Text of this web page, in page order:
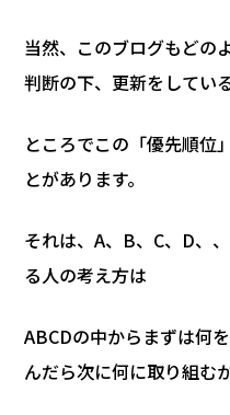
当然、このブログもどの
判断の下、更新をしてい
ところでこの「優先順位
とがあります。
それは、A、B、C、D、
る人の考え方は
ABCDの中からまずは何
んだら次に何に取り組む